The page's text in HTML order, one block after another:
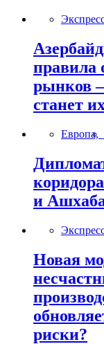
правила
рынков
станет
Европа,
и
Новая
риски?